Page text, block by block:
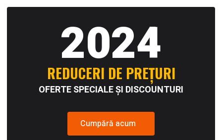
2024
REDUCERI DE PREȚURI
OFERTE SPECIALE ȘI DISCOUNTURI
Cumpără acum